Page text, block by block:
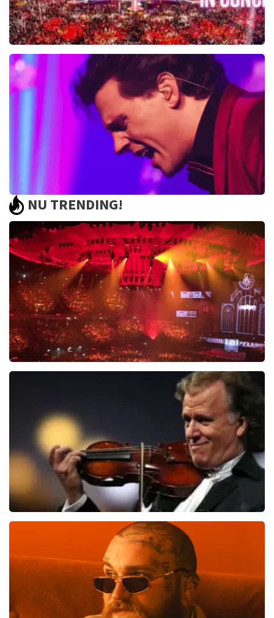
Toppers In Concert
2393+reviews
BEKIJKEN
Bouke And The Elvis Matters Band
961+reviews
BEKIJKEN
NU TRENDING!
BESTEL NU
laatste 30 minuten
BESTEL NU